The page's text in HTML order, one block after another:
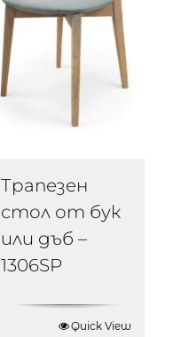
Трапезен
стол от бук
или дъб –
1306SP
Quick View